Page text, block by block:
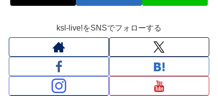
ksl-live!をSNSでフォローする